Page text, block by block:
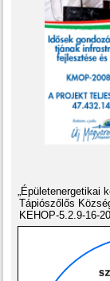
„Épületenergetikai
Tápiószőlős
KEHOP-5.2.9-16-